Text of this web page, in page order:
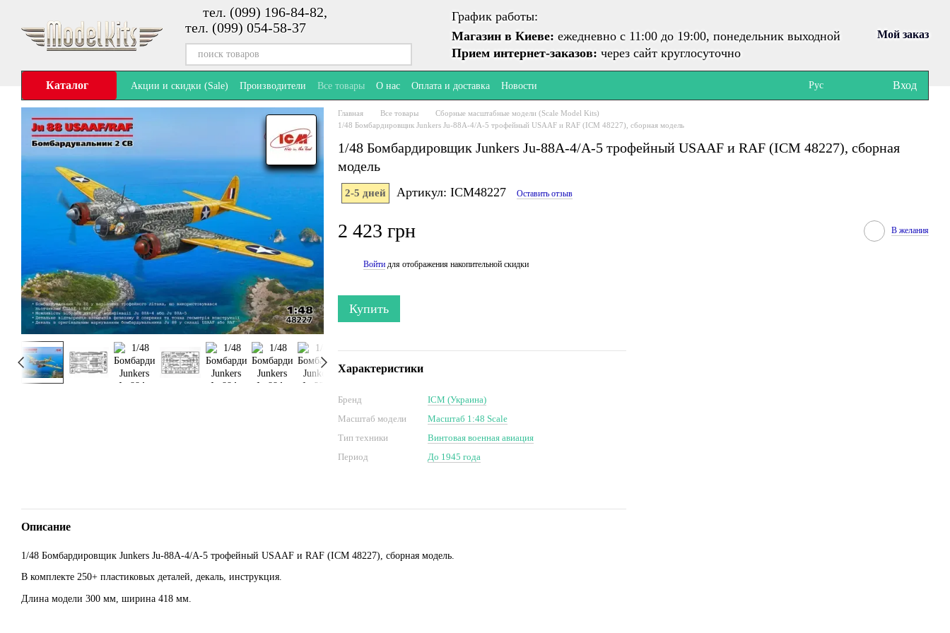
тел. (099) 196-84-82,
тел. (099) 054-58-37
График работы:
Магазин в Киеве: ежедневно с 11:00 до 19:00, понедельник выходной
Прием интернет-заказов: через сайт круглосуточно
Мой заказ
Каталог Акции и скидки (Sale) Производители Все товары О нас Оплата и доставка Новости Рус Вход
Главная Все товары
Сборные масштабные модели (Scale Model Kits)
1/48 Бомбардировщик Junkers Ju-88A-4/A-5 трофейный USAAF и RAF (ICM 48227), сборная модель
1/48 Бомбардировщик Junkers Ju-88A-4/A-5 трофейный USAAF и RAF (ICM 48227), сборная
модель
2-5 дней Артикул: ICM48227 Оставить отзыв
2 423 грн В желания
Войти для отображения накопительной скидки
Купить
Характеристики
Бренд
ICM (Украина)
Масштаб модели
Масштаб 1:48 Scale
Тип техники
Винтовая военная авиация
Период
До 1945 года
Описание
1/48 Бомбардировщик Junkers Ju-88A-4/A-5 трофейный USAAF и RAF (ICM 48227), сборная модель.
В комплекте 250+ пластиковых деталей, декаль, инструкция.
Длина модели 300 мм, ширина 418 мм.